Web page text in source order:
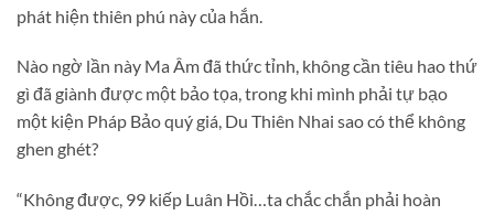
phát hiện thiên phú này của hắn.
Nào ngờ lần này Ma Âm đã thức tỉnh, không cần tiêu hao thứ
gì đã giành được một bảo tọa, trong khi mình phải tự bạo
một kiện Pháp Bảo quý giá, Du Thiên Nhai sao có thể không
ghen ghét?
“Không được, 99 kiếp Luân Hồi…ta chắc chắn phải hoàn